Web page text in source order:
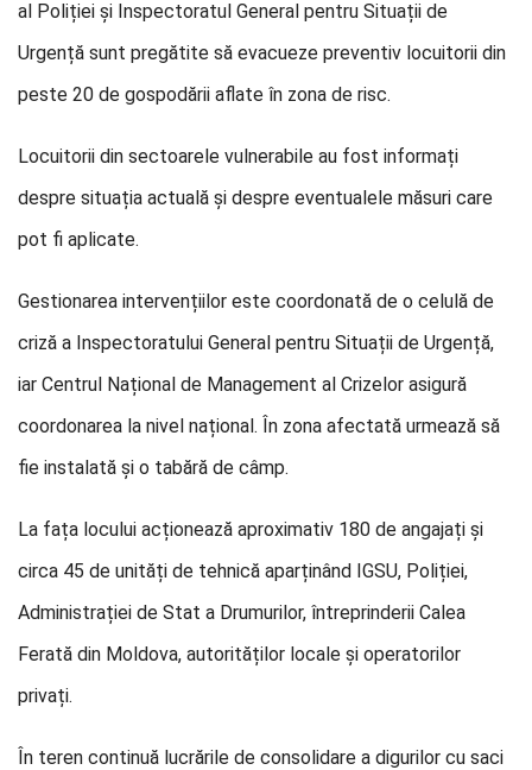
al Poliției și Inspectoratul General pentru Situații de
Urgență sunt pregătite să evacueze preventiv locuitorii din
peste 20 de gospodării aflate în zona de risc.
Locuitorii din sectoarele vulnerabile au fost informați
despre situația actuală și despre eventualele măsuri care
pot fi aplicate.
Gestionarea intervențiilor este coordonată de o celulă de
criză a Inspectoratului General pentru Situații de Urgență,
iar Centrul Național de Management al Crizelor asigură
coordonarea la nivel național. În zona afectată urmează să
fie instalată și o tabără de câmp.
La fața locului acționează aproximativ 180 de angajați și
circa 45 de unități de tehnică aparținând IGSU, Poliției,
Administrației de Stat a Drumurilor, întreprinderii Calea
Ferată din Moldova, autorităților locale și operatorilor
privați.
În teren continuă lucrările de consolidare a digurilor cu saci